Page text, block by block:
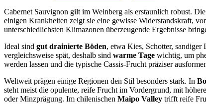
Cabernet Sauvignon gilt im Weinberg als erstaunlich robust.
einigen Krankheiten zeigt sie eine gewisse Widerstandskraft,
unterschiedlichsten Klimazonen überzeugende Ergebnisse
Ideal sind gut drainierte Böden, etwa Kies, Schotter,
vergleichsweise spät, deshalb sind warme Tage wichtig, um
werden lassen und die typische Cassis-Frucht präziser
Weltweit prägen einige Regionen den Stil besonders stark. In
steht meist die opulente, reife Frucht im Vordergrund, mit
oder Minzprägung. Im chilenischen Maipo Valley trifft reife